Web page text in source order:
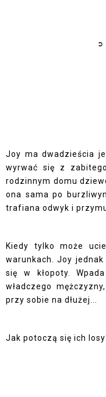
➲
Joy ma dwadzieścia
wyrwać się z
rodzinnym domu
ona sama po
trafiana odwyk i
Kiedy tylko może
warunkach. Joy
się w kłopoty.
władczego
przy sobie na dłużej...
Jak potoczą się ich